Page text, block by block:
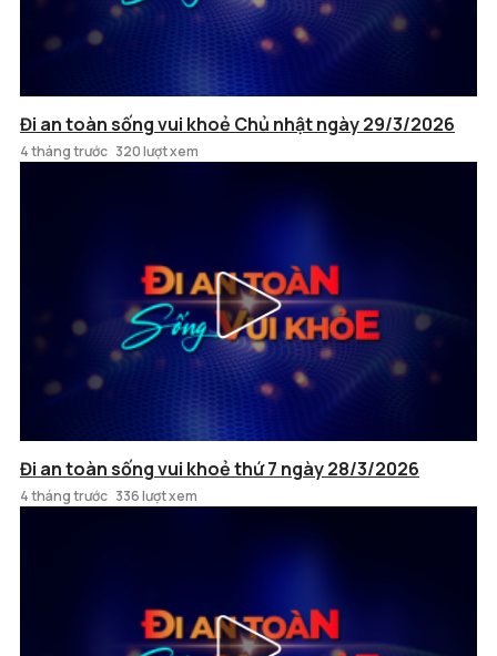
Đi an toàn sống vui khoẻ Chủ nhật ngày 29/3/2026
4 tháng trước 320 lượt xem
Đi an toàn sống vui khoẻ thứ 7 ngày 28/3/2026
4 tháng trước 336 lượt xem